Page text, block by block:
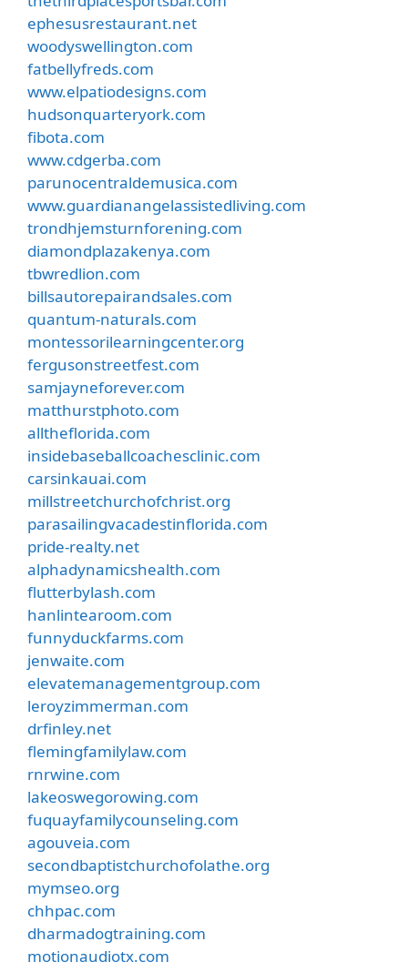
ephesusrestaurant.net
woodyswellington.com
fatbellyfreds.com
www.elpatiodesigns.com
hudsonquarteryork.com
fibota.com
www.cdgerba.com
parunocentraldemusica.com
www.guardianangelassistedliving.com
trondhjemsturnforening.com
diamondplazakenya.com
tbwredlion.com
billsautorepairandsales.com
quantum-naturals.com
montessorilearningcenter.org
fergusonstreetfest.com
samjayneforever.com
matthurstphoto.com
alltheflorida.com
insidebaseballcoachesclinic.com
carsinkauai.com
millstreetchurchofchrist.org
parasailingvacadestinflorida.com
pride-realty.net
alphadynamicshealth.com
flutterbylash.com
hanlintearoom.com
funnyduckfarms.com
jenwaite.com
elevatemanagementgroup.com
leroyzimmerman.com
drfinley.net
flemingfamilylaw.com
rnrwine.com
lakeoswegorowing.com
fuquayfamilycounseling.com
agouveia.com
secondbaptistchurchofolathe.org
mymseo.org
chhpac.com
dharmadogtraining.com
motionaudiotx.com